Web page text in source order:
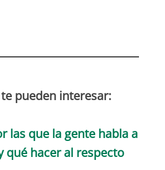
pueden interesar:
las que la gente habla a
qué hacer al respecto